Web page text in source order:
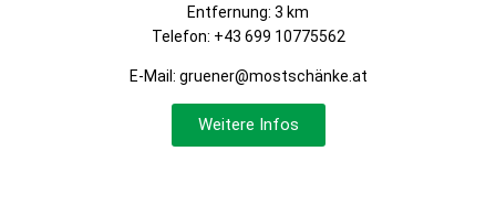
Entfernung: 3 km
Telefon: +43 699 10775562
E-Mail: gruener@mostschänke.at
Weitere Infos